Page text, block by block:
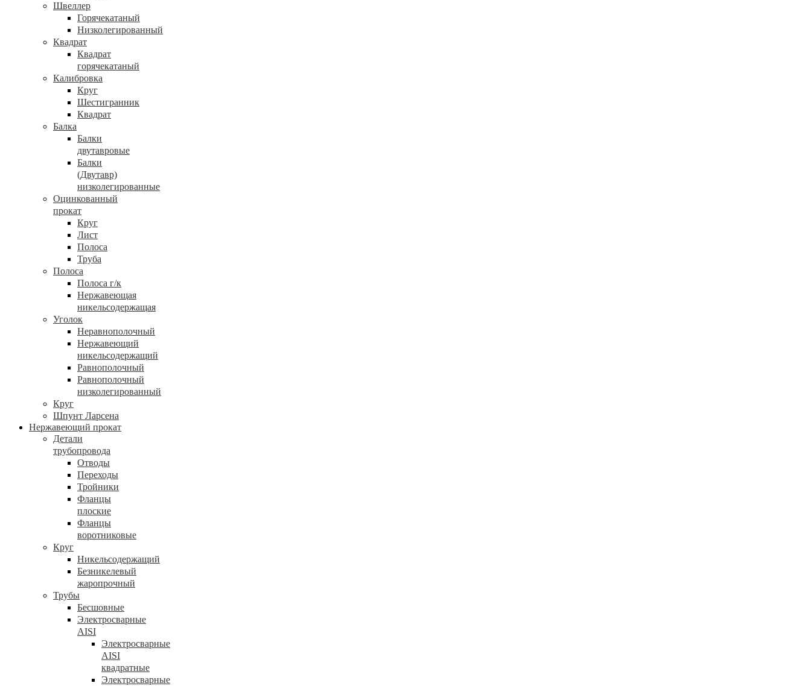
Швеллер
Горячекатаный
Низколегированный
Квадрат
Квадрат
горячекатаный
Калибровка
Круг
Шестигранник
Квадрат
Балка
Балки
двутавровые
Балки
(Двутавр)
низколегированные
Оцинкованный
прокат
Круг
Лист
Полоса
Труба
Полоса
Полоса г/к
Нержавеющая
никельсодержащая
Уголок
Неравнополочный
Нержавеющий
никельсодержащий
Равнополочный
Равнополочный
низколегированный
Круг
Шпунт Ларсена
Нержавеющий прокат
Детали
трубопровода
Отводы
Переходы
Тройники
Фланцы
плоские
Фланцы
воротниковые
Круг
Никельсодержащий
Безникелевый
жаропрочный
Трубы
Бесшовные
Электросварные
AISI
Электросварные
AISI
квадратные
Электросварные